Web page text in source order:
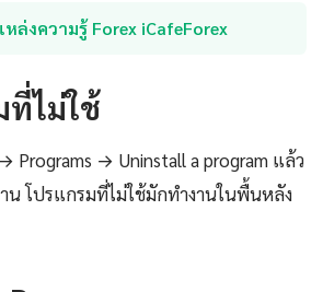
หล่งความรู้ Forex iCafeForex
ที่ไม่ใช้
Programs → Uninstall a program แล้ว
น โปรแกรมที่ไม่ใช้มักทำงานในพื้นหลัง